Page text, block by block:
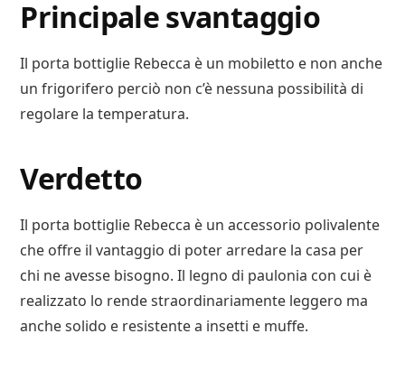
Principale svantaggio
Il porta bottiglie Rebecca è un mobiletto e non anche
un frigorifero perciò non c’è nessuna possibilità di
regolare la temperatura.
Verdetto
Il porta bottiglie Rebecca è un accessorio polivalente
che offre il vantaggio di poter arredare la casa per
chi ne avesse bisogno. Il legno di paulonia con cui è
realizzato lo rende straordinariamente leggero ma
anche solido e resistente a insetti e muffe.